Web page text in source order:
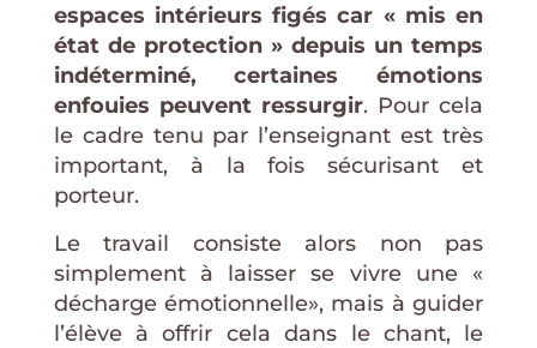
espaces intérieurs figés car « mis en
état de protection » depuis un temps
indéterminé, certaines émotions
enfouies peuvent ressurgir. Pour cela
le cadre tenu par l’enseignant est très
important, à la fois sécurisant et
porteur.
Le travail consiste alors non pas
simplement à laisser se vivre une «
décharge émotionnelle», mais à guider
l’élève à offrir cela dans le chant, le